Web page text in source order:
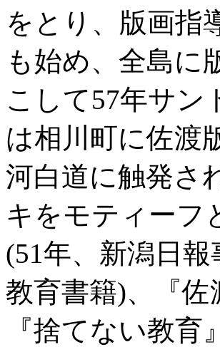
をとり、版画指
も始め、全島に
こして57年サン
は相川町に佐渡
河白道に触発さ
キをモティーフ
(51年、新潟日
教育書籍)、『佐
『捨てない教